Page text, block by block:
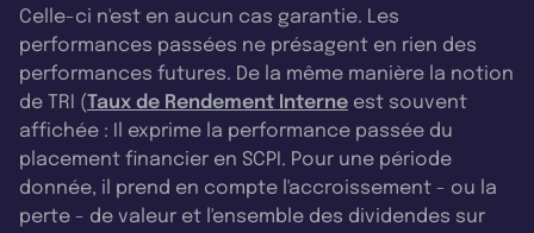
Celle-ci n'est en aucun cas garantie. Les
performances passées ne présagent en rien des
performances futures. De la même manière la notion
de TRI (Taux de Rendement Interne est souvent
affichée : Il exprime la performance passée du
placement financier en SCPI. Pour une période
donnée, il prend en compte l'accroissement - ou la
perte - de valeur et l'ensemble des dividendes sur